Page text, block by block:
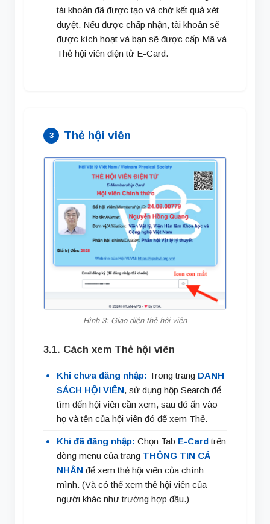
tài khoản đã được tạo và chờ kết quả xét
duyệt. Nếu được chấp nhận, tài khoản sẽ
được kích hoạt và bạn sẽ được cấp Mã và
Thẻ hội viên điện tử E-Card.
3 Thẻ hội viên
Hình 3: Giao diện thẻ hội viên
3.1. Cách xem Thẻ hội viên
Khi chưa đăng nhập: Trong trang DANH
SÁCH HỘI VIÊN, sử dụng hộp Search để
tìm đến hội viên cần xem, sau đó ấn vào
họ và tên của hội viên đó để xem Thẻ.
Khi đã đăng nhập: Chọn Tab E-Cardtrên
dòng menu của trang THÔNG TIN CÁ
NHÂN để xem thẻ hội viên của chính
mình. (Và có thể xem thẻ hội viên của
người khác như trường hợp đầu.)